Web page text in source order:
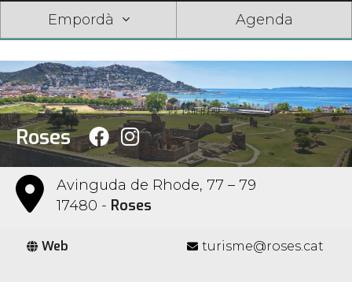
Empordà Agenda
Roses
Avinguda de Rhode, 77 – 79
17480 - Roses
Web turisme@roses.cat